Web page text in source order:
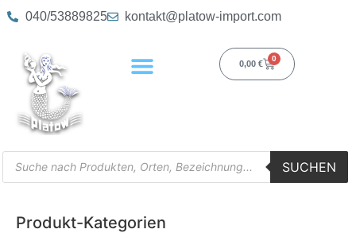
040/53889825 kontakt@platow-import.com
0,00 €
0
SUCHEN
Produkt-Kategorien